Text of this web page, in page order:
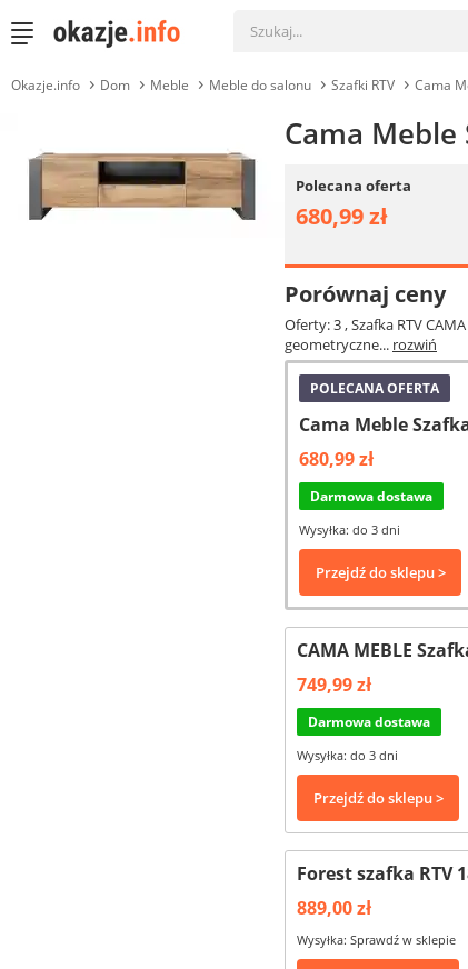
Okazje.info Dom Meble Meble do salonu Szafki RTV Cama
Cama
Polecana oferta
680,99 zł
Porównaj ceny
Oferty: 3, Szafka RTV
geometryczne... rozwiń
POLECANA OFERTA
Cama Meble
680,99 zł
Darmowa dostawa
Wysyłka: do 3 dni
Przejdź do sklepu >
CAMA MEBLE
749,99 zł
Darmowa dostawa
Wysyłka: do 3 dni
Przejdź do sklepu >
Forest szafka
889,00 zł
Wysyłka: Sprawdź w sklepie